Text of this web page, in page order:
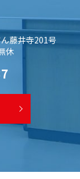
藤井寺201号
休